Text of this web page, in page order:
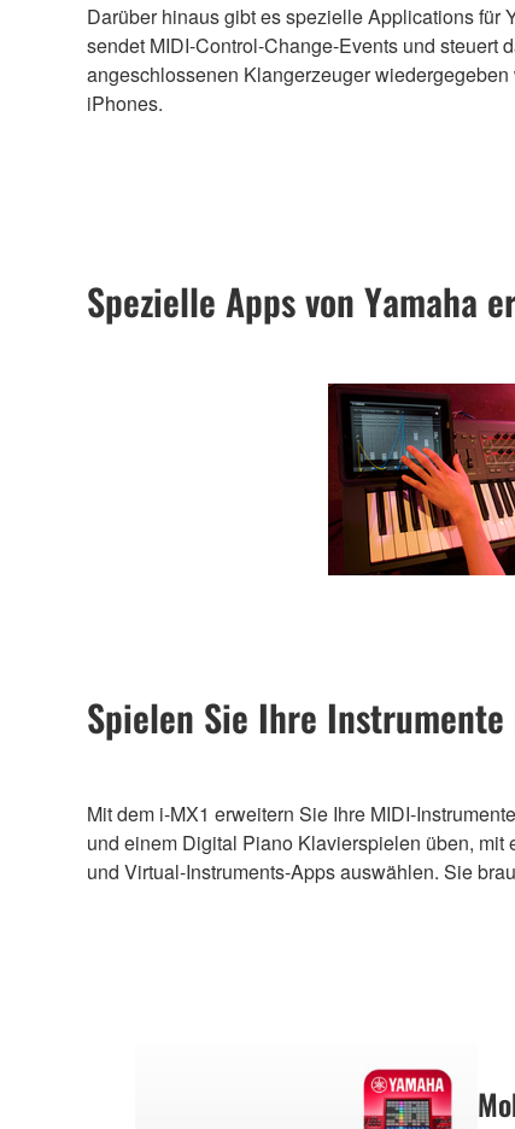
Darüber hinaus gibt es spezielle Applications für
sendet MIDI-Control-Change-Events und steuert
angeschlossenen Klangerzeuger
iPhones.
Spezielle Apps von Yamaha
Spielen Sie Ihre
Mit dem i-MX1 erweitern Sie Ihre MIDI-
und einem Digital Piano Klavierspielen üben,
und Virtual-Instruments-Apps auswählen. Sie